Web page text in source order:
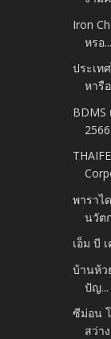
Iron
หรอ...
ประเท
หารื
BDMS
พารา
นวัต
เอ็ม บี
บ้านห้ว
ปัญ...
ซีม่อน
สว่า